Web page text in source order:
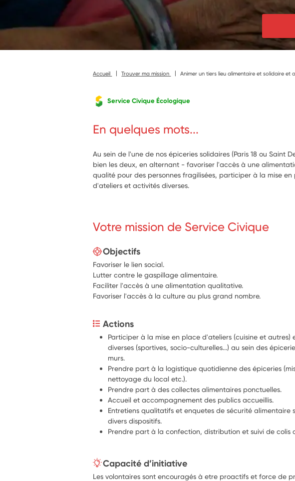
Accueil Trouver ma mission Animer un tiers lieu alimentaire et solidaire
Service Civique Écologique
En quelques mots...
Au sein de l'une de nos épiceries solidaires (Paris 18 ou Saint
bien les deux, en alternant - favoriser l'accès à une
qualité pour des personnes fragilisées, participer à la mise en
d'ateliers et activités diverses.
Votre mission de Service Civique
Objectifs
Favoriser le lien social.
Lutter contre le gaspillage alimentaire.
Faciliter l'accès à une alimentation qualitative.
Favoriser l'accès à la culture au plus grand nombre.
Actions
Participer à la mise en place d'ateliers (cuisine et autres)
diverses (sportives, socio-culturelles...) au sein des
murs.
Prendre part à la logistique quotidienne des épiceries
nettoyage du local etc.).
Prendre part à des collectes alimentaires ponctuelles.
Accueil et accompagnement des publics accueillis.
Entretiens qualitatifs et enquetes de sécurité alimentaire
divers dispositifs.
Prendre part à la confection, distribution et suivi de colis
Capacité d’initiative
Les volontaires sont encouragés à etre proactifs et force de